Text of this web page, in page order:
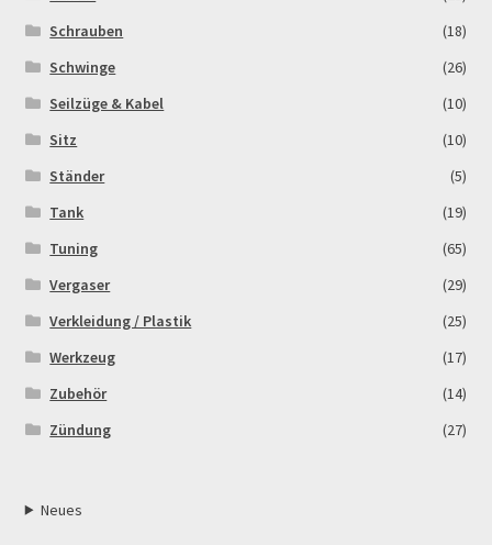
Schrauben
(18)
Schwinge
(26)
Seilzüge & Kabel
(10)
Sitz
(10)
Ständer
(5)
Tank
(19)
Tuning
(65)
Vergaser
(29)
Verkleidung / Plastik
(25)
Werkzeug
(17)
Zubehör
(14)
Zündung
(27)
Neues